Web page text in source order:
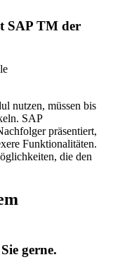
SAP TM der
nutzen, müssen bis
SAP
präsentiert,
Funktionalitäten.
die den
gerne.